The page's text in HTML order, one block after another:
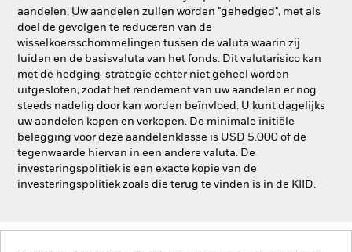
aandelen. Uw aandelen zullen worden "gehedged", met als
doel de gevolgen te reduceren van de
wisselkoersschommelingen tussen de valuta waarin zij
luiden en de basisvaluta van het fonds. Dit valutarisico kan
met de hedging-strategie echter niet geheel worden
uitgesloten, zodat het rendement van uw aandelen er nog
steeds nadelig door kan worden beïnvloed. U kunt dagelijks
uw aandelen kopen en verkopen. De minimale initiële
belegging voor deze aandelenklasse is USD 5.000 of de
tegenwaarde hiervan in een andere valuta. De
investeringspolitiek is een exacte kopie van de
investeringspolitiek zoals die terug te vinden is in de KIID.